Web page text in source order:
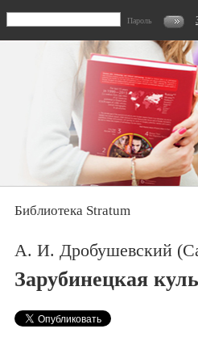
Пароль
Библиотека Stratum
А. И. Дробушевский
Зарубинецкая